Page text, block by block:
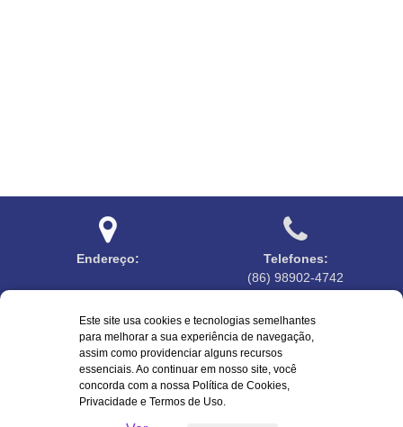
Endereço:
Telefones:
(86) 98902-4742
Horário de atendimento:
7:30 às 13:00
Emails:
ouvidoriacabeceiras@gmail.com
Este site usa cookies e tecnologias semelhantes
para melhorar a sua experiência de navegação,
assim como providenciar alguns recursos
essenciais. Ao continuar em nosso site, você
concorda com a nossa Política de Cookies,
Privacidade e Termos de Uso.